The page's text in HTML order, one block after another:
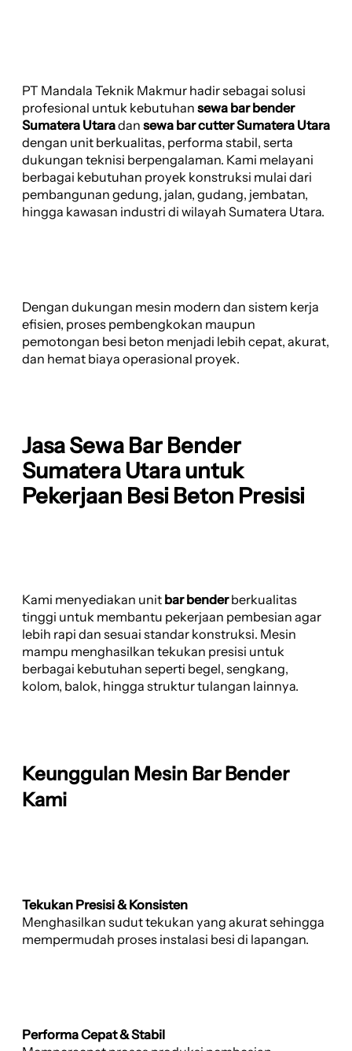
PT Mandala Teknik Makmur hadir sebagai solusi
profesional untuk kebutuhan sewa bar bender
Sumatera Utaradan sewa bar cutter Sumatera Utara
dengan unit berkualitas, performa stabil, serta
dukungan teknisi berpengalaman. Kami melayani
berbagai kebutuhan proyek konstruksi mulai dari
pembangunan gedung, jalan, gudang, jembatan,
hingga kawasan industri di wilayah Sumatera Utara.
Dengan dukungan mesin modern dan sistem kerja
efisien, proses pembengkokan maupun
pemotongan besi beton menjadi lebih cepat, akurat,
dan hemat biaya operasional proyek.
Jasa Sewa Bar Bender
Sumatera Utara untuk
Pekerjaan Besi Beton Presisi
Kami menyediakan unit bar benderberkualitas
tinggi untuk membantu pekerjaan pembesian agar
lebih rapi dan sesuai standar konstruksi. Mesin
mampu menghasilkan tekukan presisi untuk
berbagai kebutuhan seperti begel, sengkang,
kolom, balok, hingga struktur tulangan lainnya.
Keunggulan Mesin Bar Bender
Kami
Tekukan Presisi & Konsisten
Menghasilkan sudut tekukan yang akurat sehingga
mempermudah proses instalasi besi di lapangan.
Performa Cepat & Stabil